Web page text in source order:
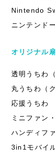
Nintendo
ニンテンド
オリジナル
透明うちわ
丸うちわ（
応援うちわ
ミニファン
ハンディフ
3in1モバイ